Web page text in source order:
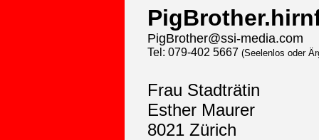
PigBrother@ssi-media.com
Tel: 079-402 5667 (Seelenlos oder
Frau Stadträtin
Esther Maurer
8021 Zürich